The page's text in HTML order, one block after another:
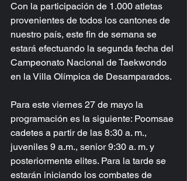
Con la participación de 1.000 atletas
provenientes de todos los cantones de
nuestro país, este fin de semana se
estará efectuando la segunda fecha del
Campeonato Nacional de Taekwondo
en la Villa Olímpica de Desamparados.
Para este viernes 27 de mayo la
programación es la siguiente: Poomsae
cadetes a partir de las 8:30 a. m.,
juveniles 9 a.m., senior 9:30 a. m. y
posteriormente elites. Para la tarde se
estarán iniciando los combates de